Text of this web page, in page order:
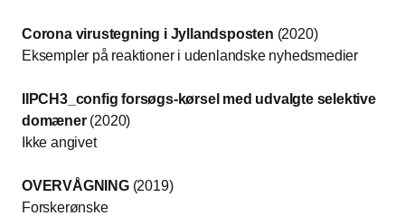
Corona virustegning i Jyllandsposten (2020)
Eksempler på reaktioner i udenlandske nyhedsmedier
IIPCH3_config forsøgs-kørsel med udvalgte selektive
domæner(2020)
Ikke angivet
OVERVÅGNING(2019)
Forskerønske